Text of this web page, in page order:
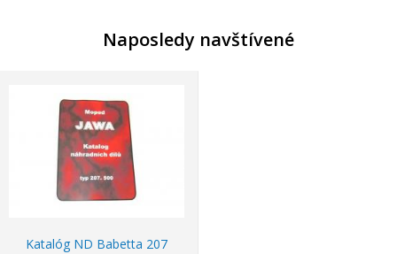
Naposledy navštívené
Katalóg ND Babetta 207